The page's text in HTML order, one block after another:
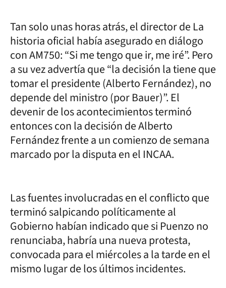
Tan solo unas horas atrás, el director de La
historia oficial había asegurado en diálogo
con AM750: “Si me tengo que ir, me iré”. Pero
a su vez advertía que “la decisión la tiene que
tomar el presidente (Alberto Fernández), no
depende del ministro (por Bauer)”. El
devenir de los acontecimientos terminó
entonces con la decisión de Alberto
Fernández frente a un comienzo de semana
marcado por la disputa en el INCAA.
Las fuentes involucradas en el conflicto que
terminó salpicando políticamente al
Gobierno habían indicado que si Puenzo no
renunciaba, habría una nueva protesta,
convocada para el miércoles a la tarde en el
mismo lugar de los últimos incidentes.